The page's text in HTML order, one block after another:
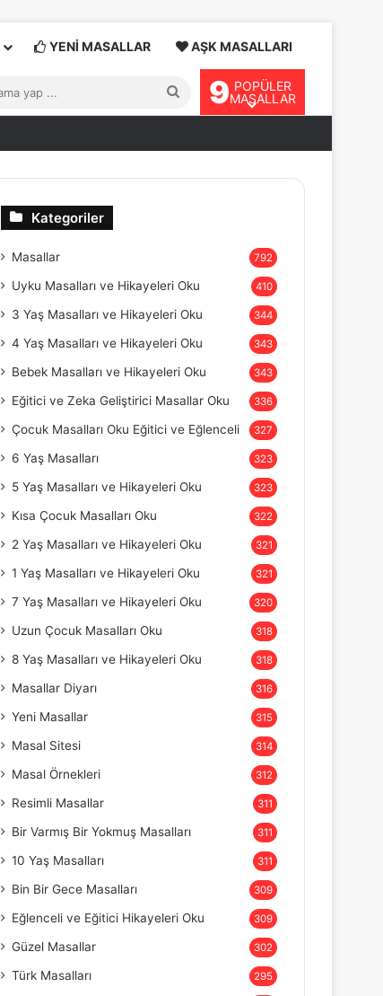
YENİ MASALLAR AŞK MASALLARI
Arama
...
9 POPÜLER
MASALLAR
Kategoriler
Masallar 792
Uyku Masalları ve Hikayeleri Oku 410
3 Yaş Masalları ve Hikayeleri Oku 344
4 Yaş Masalları ve Hikayeleri Oku 343
Bebek Masalları ve Hikayeleri Oku 343
Eğitici ve Zeka Geliştirici Masallar Oku 336
Çocuk Masalları Oku Eğitici ve Eğlenceli 327
6 Yaş Masalları 323
5 Yaş Masalları ve Hikayeleri Oku 323
Kısa Çocuk Masalları Oku 322
2 Yaş Masalları ve Hikayeleri Oku 321
1 Yaş Masalları ve Hikayeleri Oku 321
7 Yaş Masalları ve Hikayeleri Oku 320
Uzun Çocuk Masalları Oku 318
8 Yaş Masalları ve Hikayeleri Oku 318
Masallar Diyarı 316
Yeni Masallar 315
Masal Sitesi 314
Masal Örnekleri 312
Resimli Masallar 311
Bir Varmış Bir Yokmuş Masalları 311
10 Yaş Masalları 311
Bin Bir Gece Masalları 309
Eğlenceli ve Eğitici Hikayeleri Oku 309
Güzel Masallar 302
Türk Masalları 295